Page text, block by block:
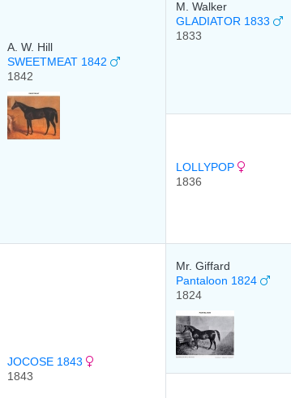
A. W. Hill
SWEETMEAT 1842
1842
M. Walker
GLADIATOR 1833
1833
LOLLYPOP
1836
JOCOSE 1843
1843
Mr. Giffard
Pantaloon 1824
1824